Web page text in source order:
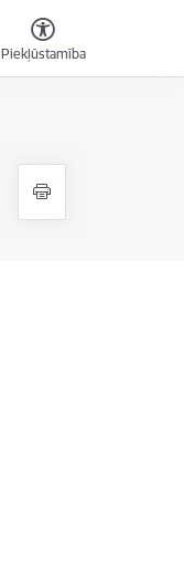
Piekļūstamība